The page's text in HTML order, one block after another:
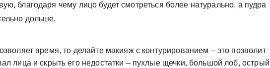
благодаря чему лицо будет смотреться более натурально, а пудра
дольше.
время, то делайте макияж с контурированием – это позволит
лица и скрыть его недостатки – пухлые щечки, большой лоб, острый